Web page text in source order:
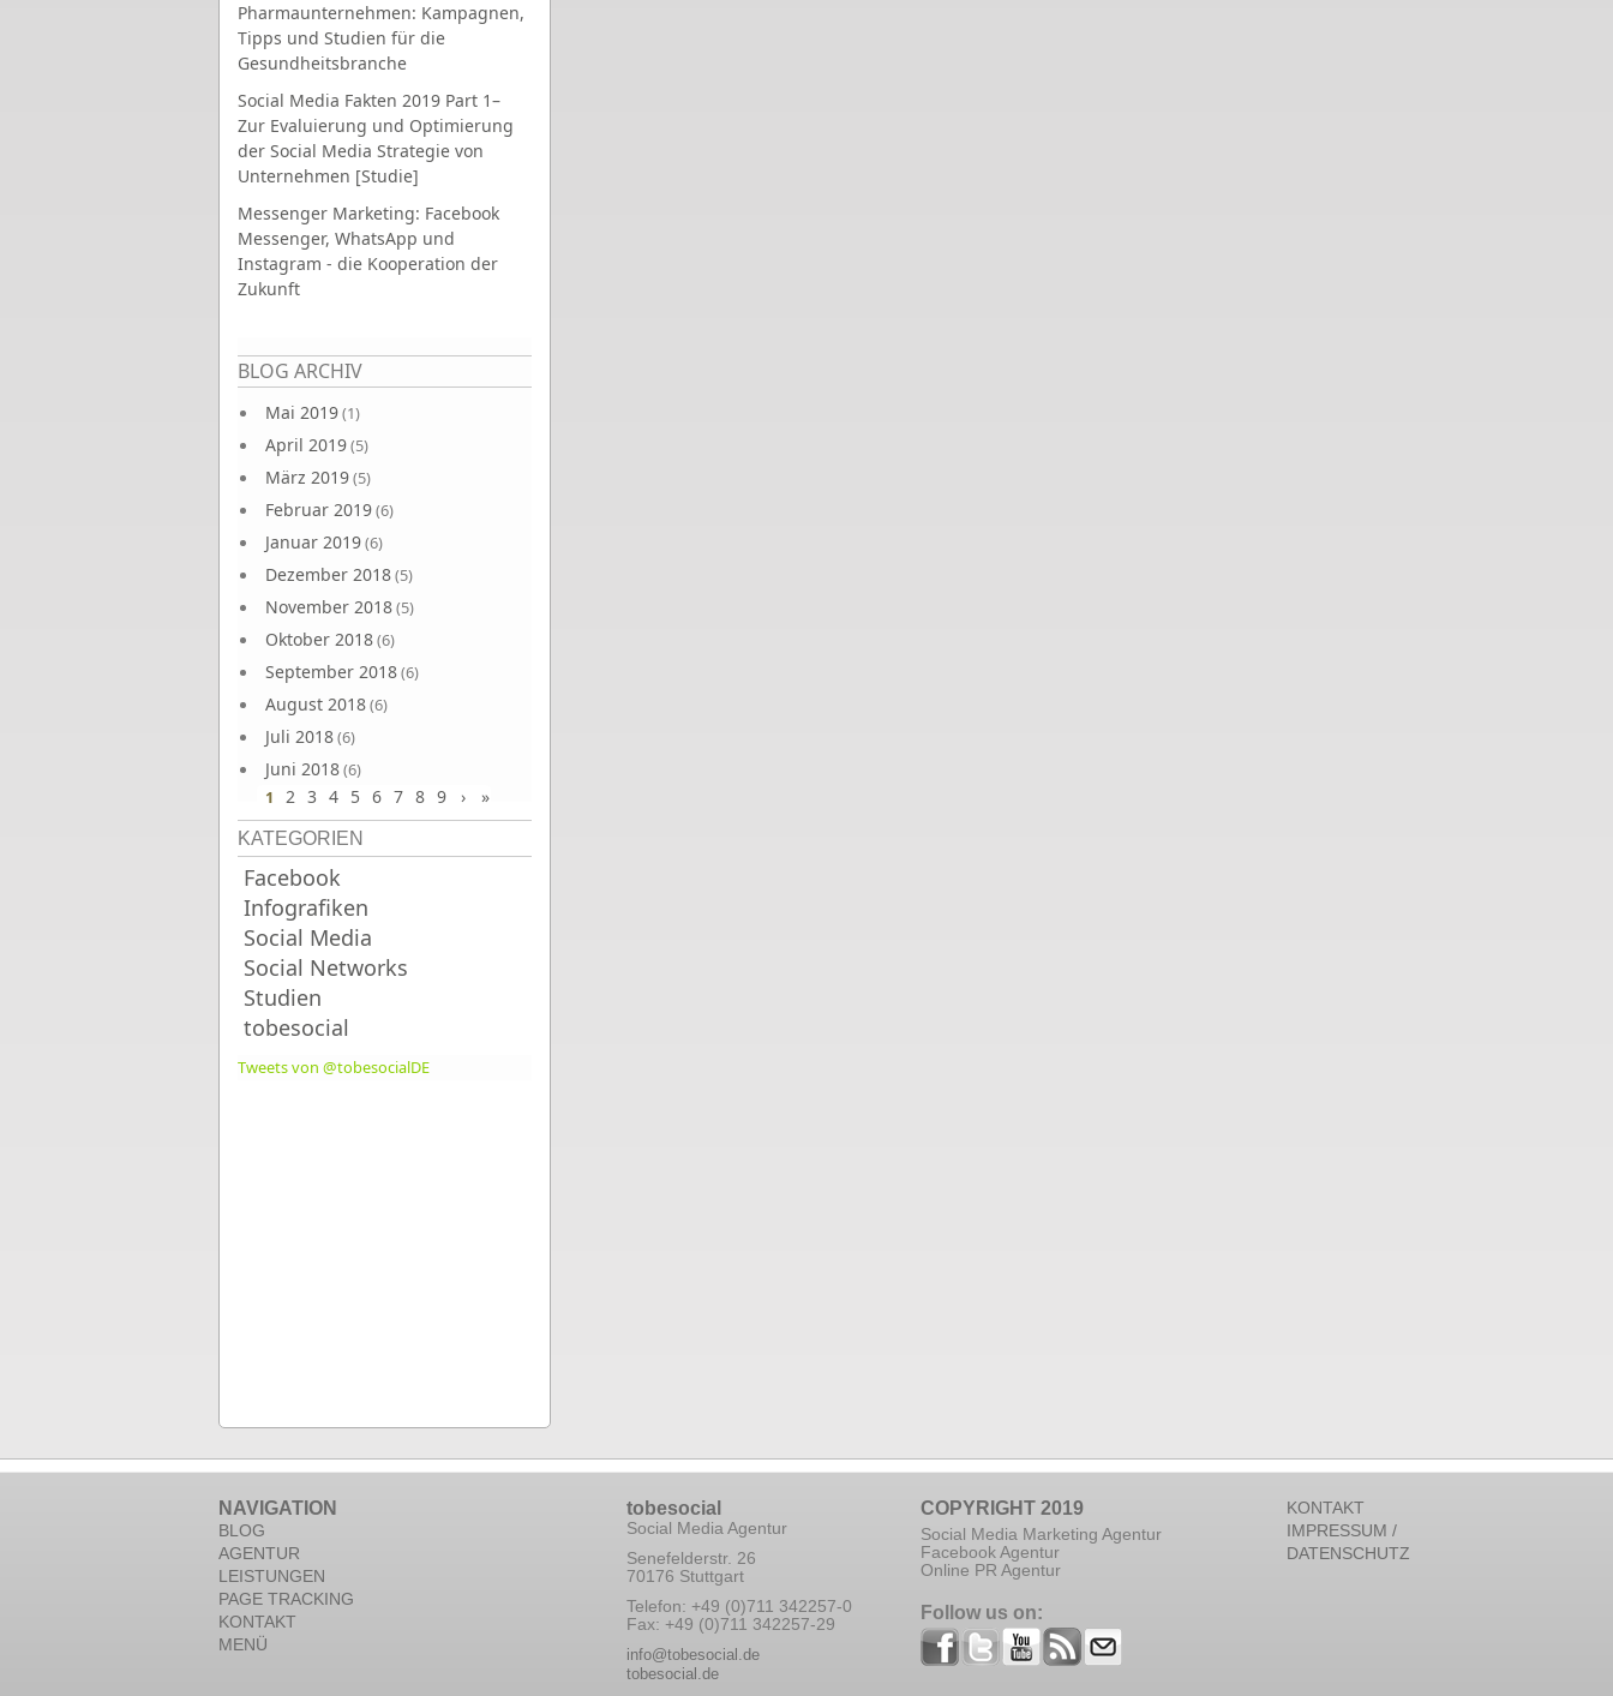
Pharmaunternehmen: Kampagnen,
Tipps und Studien für die
Gesundheitsbranche
Social Media Fakten 2019 Part 1–
Zur Evaluierung und Optimierung
der Social Media Strategie von
Unternehmen [Studie]
Messenger Marketing: Facebook
Messenger, WhatsApp und
Instagram - die Kooperation der
Zukunft
BLOG ARCHIV
Mai 2019(1)
April 2019(5)
März 2019(5)
Februar 2019(6)
Januar 2019(6)
Dezember 2018(5)
November 2018(5)
Oktober 2018(6)
September 2018(6)
August 2018(6)
Juli 2018(6)
Juni 2018(6)
Seiten
1 2 3 4 5 6 7 8 9 › »
KATEGORIEN
Facebook
Infografiken
Social Media
Social Networks
Studien
tobesocial
Tweets von @tobesocialDE
NAVIGATION
BLOG
AGENTUR
LEISTUNGEN
PAGE TRACKING
KONTAKT
MENÜ
tobesocial
Social Media Agentur
Senefelderstr. 26
70176 Stuttgart
Telefon: +49 (0)711 342257-0
Fax: +49 (0)711 342257-29
info@tobesocial.de
tobesocial.de
COPYRIGHT 2019
Social Media Marketing Agentur
Facebook Agentur
Online PR Agentur
Follow us on:
KONTAKT
IMPRESSUM /
DATENSCHUTZ